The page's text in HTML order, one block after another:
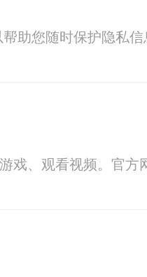
助您随时保护隐私信
戏、观看视频。官